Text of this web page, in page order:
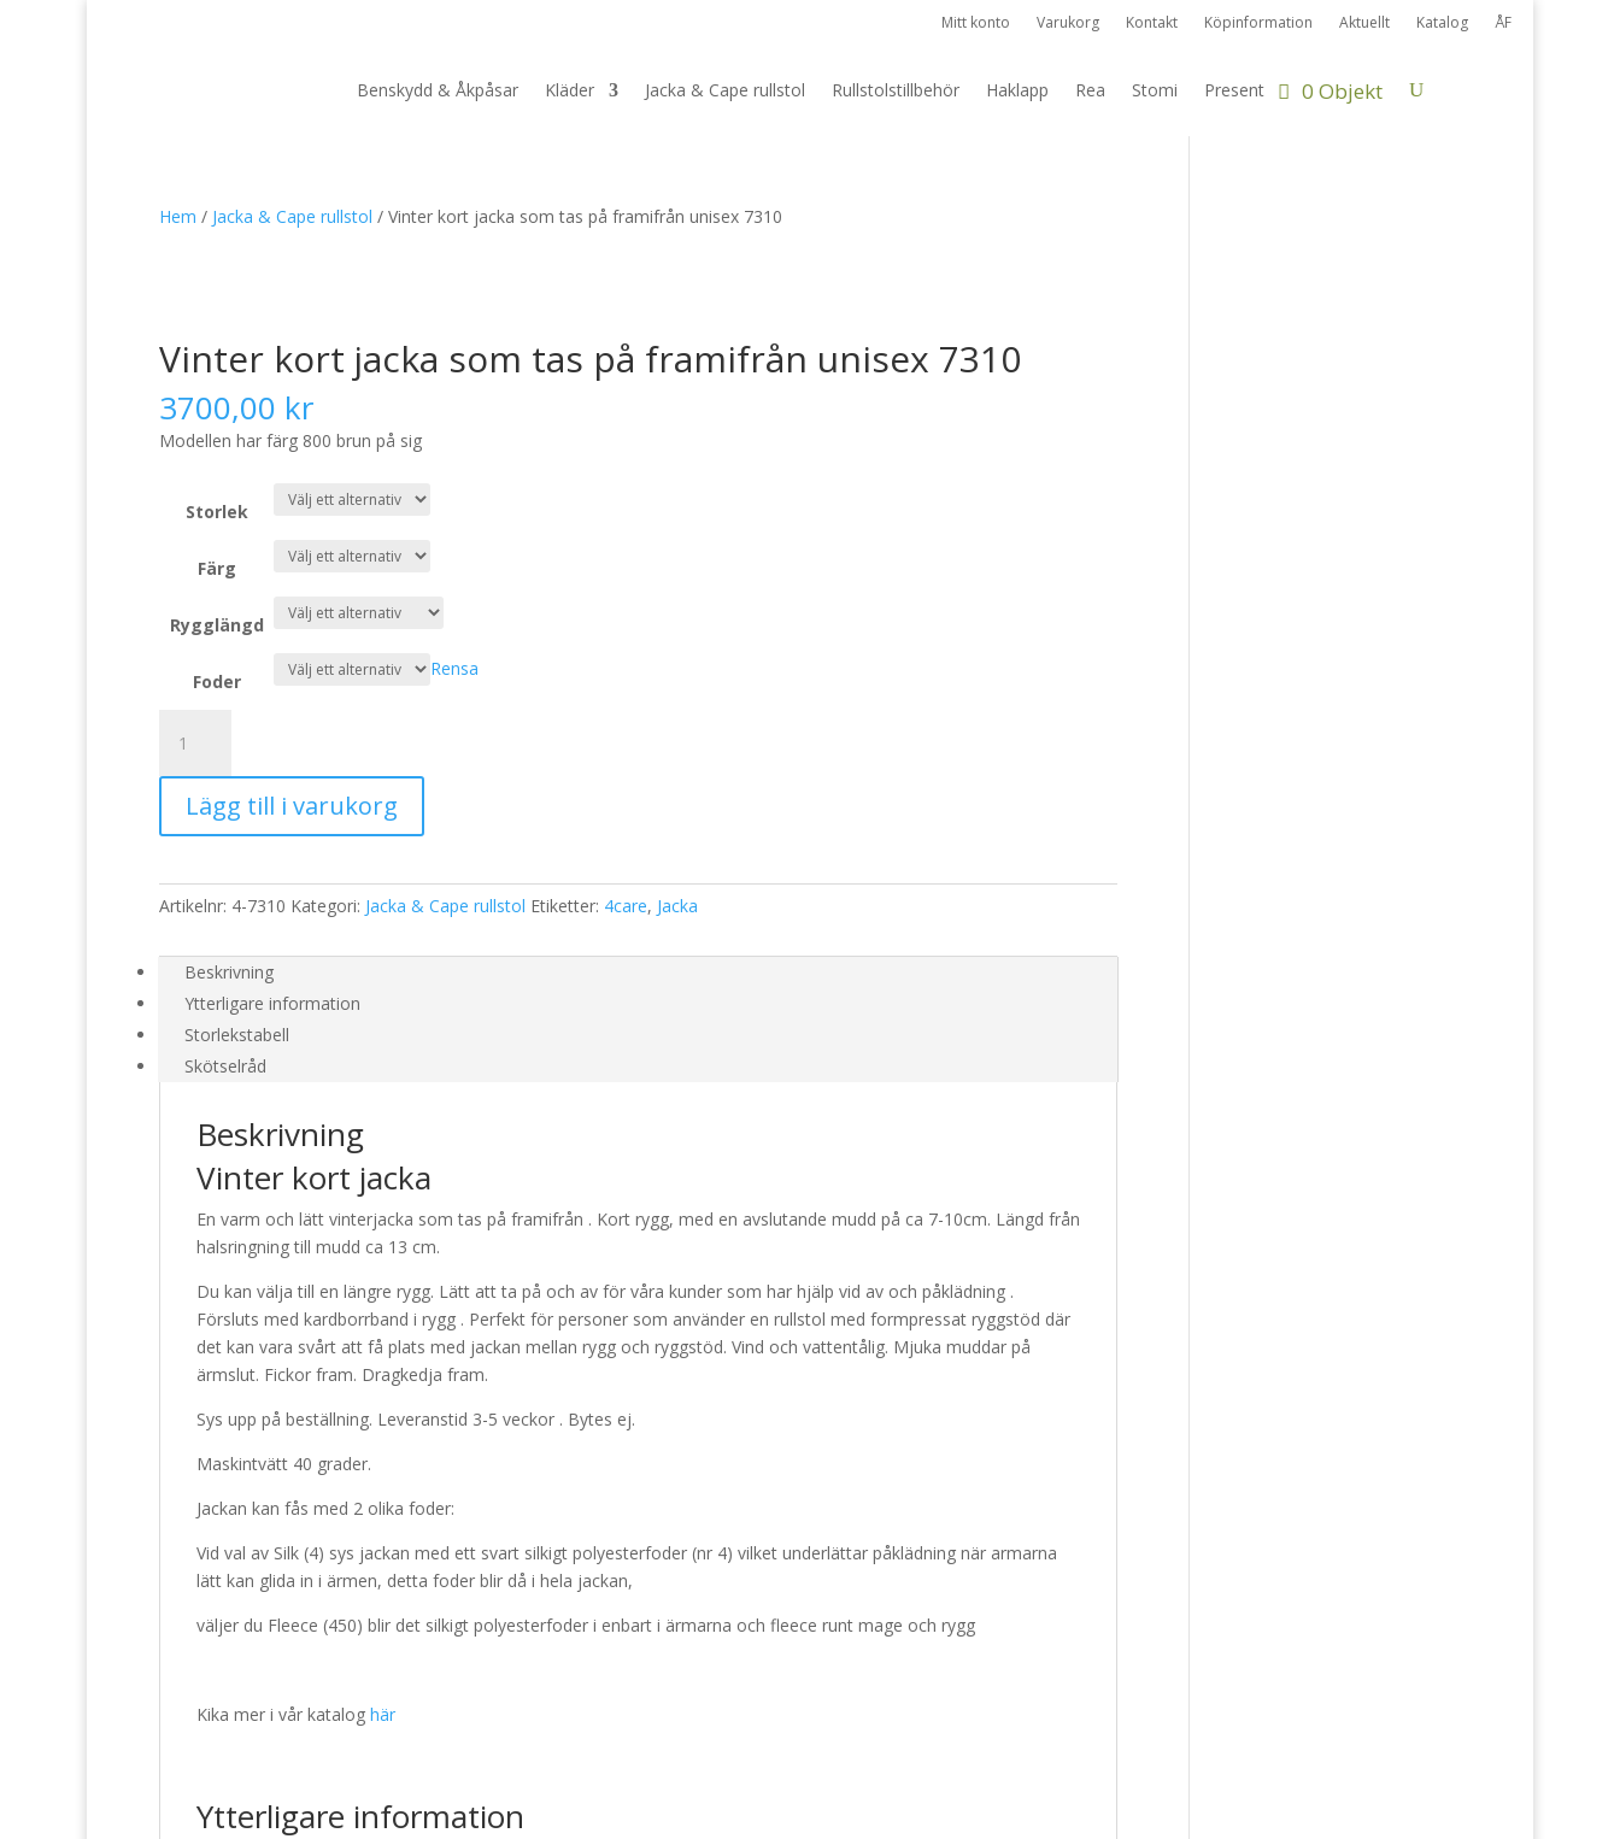
Mitt konto Varukorg Kontakt Köpinformation Aktuellt Katalog ÅF
Benskydd & Åkpåsar Kläder Jacka & Cape rullstol Rullstolstillbehör Haklapp Rea Stomi Present 0 Objekt
Hem / Jacka & Cape rullstol / Vinter kort jacka som tas på framifrån unisex 7310
Vinter kort jacka som tas på framifrån unisex 7310
3700,00 kr
Modellen har färg 800 brun på sig
Storlek
Färg
Rygglängd
Foder
Rensa
kort
jacka
som
tas
framifrån
unisex
mängd
Lägg till i varukorg
Artikelnr: 4-7310 Kategori: Jacka & Cape rullstol Etiketter: 4care, Jacka
Beskrivning
Ytterligare information
Storlekstabell
Skötselråd
Beskrivning
Vinter kort jacka
En varm och lätt vinterjacka som tas på framifrån . Kort rygg, med en avslutande mudd på ca 7-10cm. Längd från
halsringning till mudd ca 13 cm.
Du kan välja till en längre rygg. Lätt att ta på och av för våra kunder som har hjälp vid av och påklädning .
Försluts med kardborrband i rygg . Perfekt för personer som använder en rullstol med formpressat ryggstöd där
det kan vara svårt att få plats med jackan mellan rygg och ryggstöd. Vind och vattentålig. Mjuka muddar på
ärmslut. Fickor fram. Dragkedja fram.
Sys upp på beställning. Leveranstid 3-5 veckor . Bytes ej.
Maskintvätt 40 grader.
Jackan kan fås med 2 olika foder:
Vid val av Silk (4) sys jackan med ett svart silkigt polyesterfoder (nr 4) vilket underlättar påklädning när armarna
lätt kan glida in i ärmen, detta foder blir då i hela jackan,
väljer du Fleece (450) blir det silkigt polyesterfoder i enbart i ärmarna och fleece runt mage och rygg
Kika mer i vår katalog här
Ytterligare information